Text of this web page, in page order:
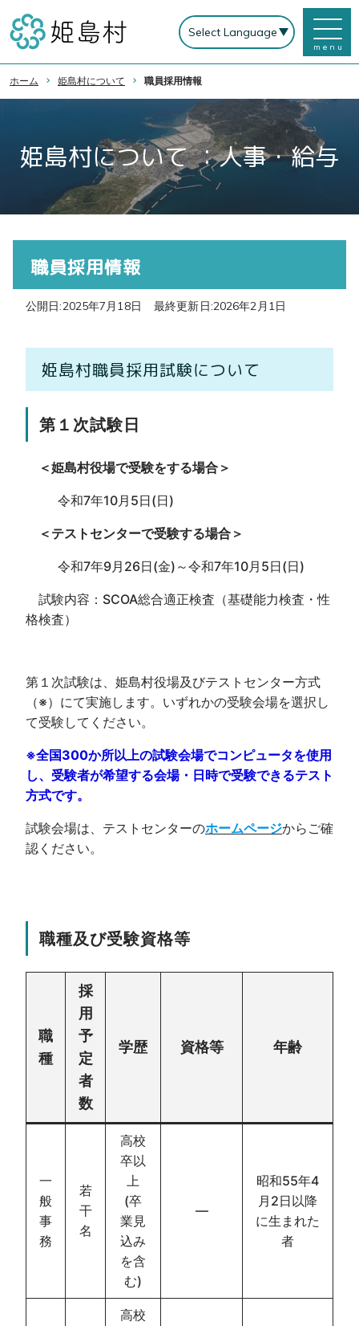
menu
ホーム 姫島村について 職員採用情報
姫島村について ：人事・給与
職員採用情報
公開日:2025年7月18日 最終更新日:2026年2月1日
姫島村職員採用試験について
第１次試験日
＜姫島村役場で受験をする場合＞
令和7年10月5日(日)
＜テストセンターで受験する場合＞
令和7年9月26日(金)～令和7年10月5日(日)
試験内容：SCOA総合適正検査（基礎能力検査・性
格検査）
第１次試験は、姫島村役場及びテストセンター方式
（※）にて実施します。いずれかの受験会場を選択し
て受験してください。
※全国300か所以上の試験会場でコンピュータを使用
し、受験者が希望する会場・日時で受験できるテスト
方式です。
試験会場は、テストセンターのホームページからご確
認ください。
職種及び受験資格等
職
種
採
用
予
定
者
数
学歴 資格等 年齢
一
般
事
務
若
干
名
高校
卒以
上
(卒
業見
込み
を含
む)
―
昭和55年4
月2日以降
に生まれた
者
高校